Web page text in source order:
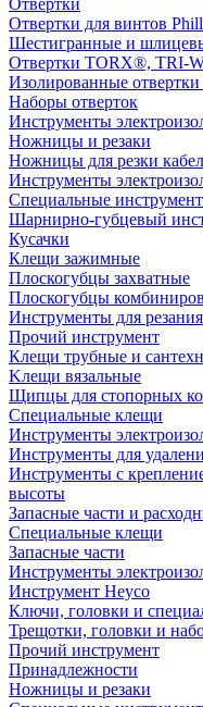
Отвертки
Отвертки для винтов
Шестигранные и
Отвертки TORX®, TRI-
Изолированные
Наборы отверток
Инструменты
Ножницы и резаки
Ножницы для резки
Инструменты
Специальные
Шарнирно-губцевый
Кусачки
Клещи зажимные
Плоскогубцы захватные
Плоскогубцы
Инструменты для резания
Прочий инструмент
Клещи трубные и
Kлещи вязальные
Щипцы для стопорных
Специальные клещи
Инструменты
Инструменты для
Инструменты с
высоты
Запасные части и
Специальные клещи
Запасные части
Инструменты
Инструмент Heyco
Ключи, головки и
Трещотки, головки и
Прочий инструмент
Принадлежности
Ножницы и резаки